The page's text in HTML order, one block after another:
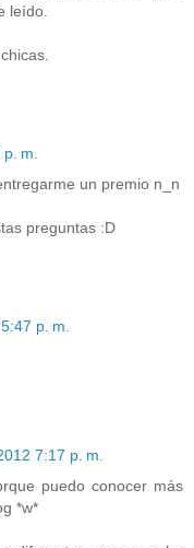
leído.
m.
un premio n_n
preguntas :D
p. m.
7:17 p. m.
puedo conocer más
*w*